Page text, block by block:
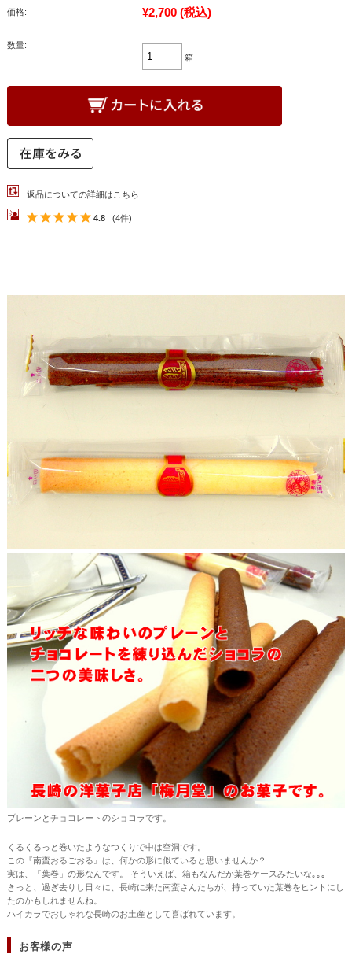
価格: ¥2,700 (税込)
数量:
箱
返品についての詳細はこちら
4.8 (4件)
プレーンとチョコレートのショコラです。
くるくるっと巻いたようなつくりで中は空洞です。
この『南蛮おるごおる』は、何かの形に似ていると思いませんか？
実は、「葉巻」の形なんです。 そういえば、箱もなんだか葉巻ケースみたいな｡｡｡
きっと、過ぎ去りし日々に、長崎に来た南蛮さんたちが、持っていた葉巻をヒントにし
たのかもしれませんね。
ハイカラでおしゃれな長崎のお土産として喜ばれています。
お客様の声